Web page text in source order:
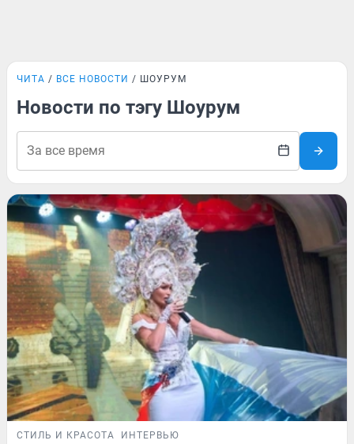
ЧИТА ВСЕ НОВОСТИ ШОУРУМ
Новости по тэгу Шоурум
СТИЛЬ И КРАСОТА ИНТЕРВЬЮ